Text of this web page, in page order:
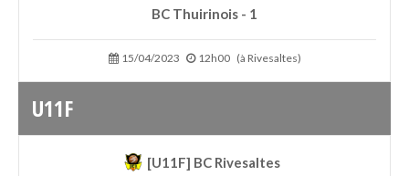
BC Thuirinois - 1
15/04/2023 12h00 (à Rivesaltes)
U11F
[U11F] BC Rivesaltes